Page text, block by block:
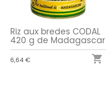
Riz aux bredes CODAL
420 g de Madagascar
6,64 € 